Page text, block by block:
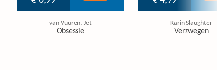
van Vuuren, Jet
Obsessie
Karin Slaughter
Verzwegen